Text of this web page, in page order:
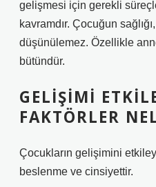
gelişmesi için gerekli
kavramdır. Çocuğun
düşünülemez. Özellikle
bütündür.
GELIŞIMI
FAKTÖRLER
Çocukların gelişimini
beslenme ve cinsiyettir.